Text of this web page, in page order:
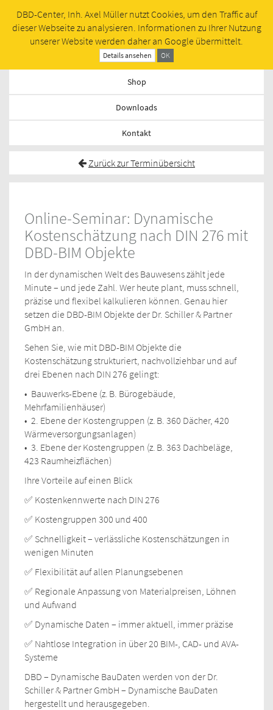
Termine
Shop
Downloads
Kontakt
Zurück zur Terminübersicht
Online-Seminar: Dynamische
Kostenschätzung nach DIN 276 mit
DBD-BIM Objekte
In der dynamischen Welt des Bauwesens zählt jede
Minute – und jede Zahl. Wer heute plant, muss schnell,
präzise und flexibel kalkulieren können. Genau hier
setzen die DBD-BIM Objekte der Dr. Schiller & Partner
GmbH an.
Sehen Sie, wie mit DBD-BIM Objekte die
Kostenschätzung strukturiert, nachvollziehbar und auf
drei Ebenen nach DIN 276 gelingt:
• Bauwerks-Ebene (z. B. Bürogebäude,
Mehrfamilienhäuser)
• 2. Ebene der Kostengruppen (z. B. 360 Dächer, 420
Wärmeversorgungsanlagen)
• 3. Ebene der Kostengruppen (z. B. 363 Dachbeläge,
423 Raumheizflächen)
Ihre Vorteile auf einen Blick
✅ Kostenkennwerte nach DIN 276
✅ Kostengruppen 300 und 400
✅ Schnelligkeit – verlässliche Kostenschätzungen in
wenigen Minuten
✅ Flexibilität auf allen Planungsebenen
✅ Regionale Anpassung von Materialpreisen, Löhnen
und Aufwand
✅ Dynamische Daten – immer aktuell, immer präzise
✅ Nahtlose Integration in über 20 BIM-, CAD- und AVA-
Systeme
DBD – Dynamische BauDaten werden von der Dr.
Schiller & Partner GmbH – Dynamische BauDaten
hergestellt und herausgegeben.
DBD-Center, Inh. Axel Müller nutzt Cookies, um den Traffic auf
dieser Webseite zu analysieren. Informationen zu Ihrer Nutzung
unserer Website werden daher an Google übermittelt.
Details ansehen OK